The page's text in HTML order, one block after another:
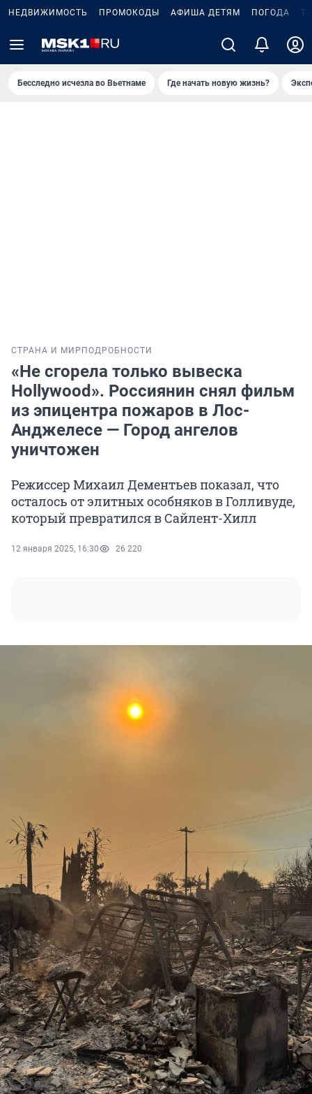
НЕДВИЖИМОСТЬ ПРОМОКОДЫ АФИША ДЕТЯМ ПОГОДА
Бесследно исчезла во Вьетнаме Где начать новую жизнь?
СТРАНА И МИР ПОДРОБНОСТИ
«Не сгорела только вывеска
Hollywood». Россиянин снял фильм
из эпицентра пожаров в Лос-
Анджелесе — Город ангелов
уничтожен
Режиссер Михаил Дементьев показал, что
осталось от элитных особняков в Голливуде,
который превратился в Сайлент-Хилл
12 января 2025, 16:30 26 220